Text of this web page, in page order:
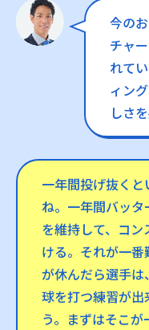
今の
チャ
れて
ィン
しさ
一年間投げ抜く
ね。一年間バッ
を維持して、コ
ける。それが一
が休んだら選手
球を打つ練習が出
う。まずはそこ